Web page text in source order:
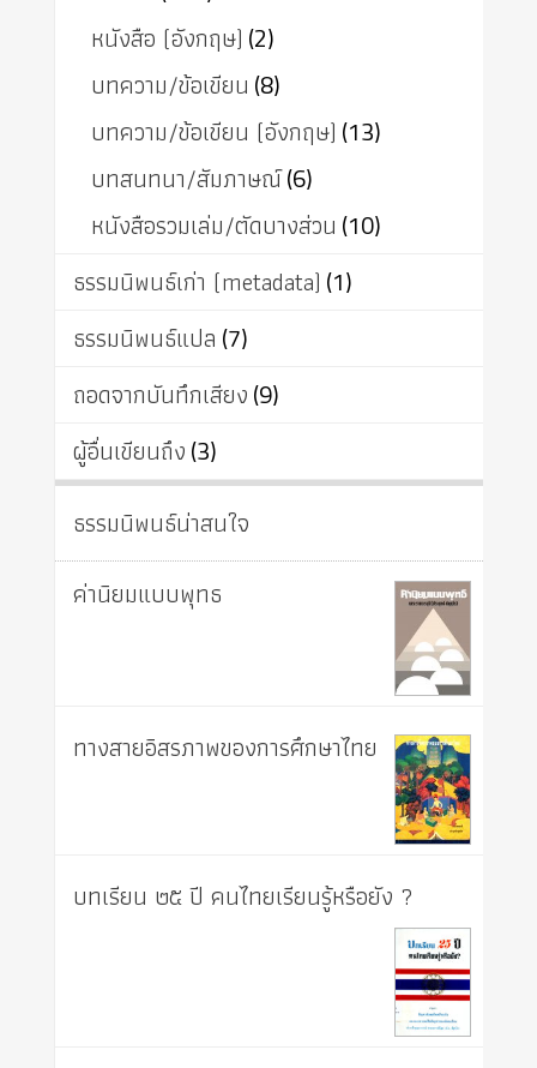
หนังสือ (อังกฤษ) (2)
บทความ/ข้อเขียน (8)
บทความ/ข้อเขียน (อังกฤษ) (13)
บทสนทนา/สัมภาษณ์(6)
หนังสือรวมเล่ม/ตัดบางส่วน (10)
ธรรมนิพนธ์เก่า (metadata) (1)
ธรรมนิพนธ์แปล (7)
ถอดจากบันทึกเสียง(9)
ผู้อื่นเขียนถึง(3)
ธรรมนิพนธ์น่าสนใจ
ค่านิยมแบบพุทธ
ทางสายอิสรภาพของการศึกษาไทย
บทเรียน ๒๕ ปี คนไทยเรียนรู้หรือยัง ?